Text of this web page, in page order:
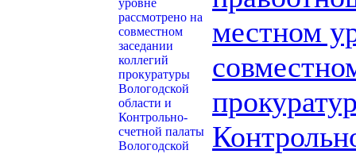
местном